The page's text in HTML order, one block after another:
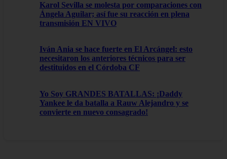
Karol Sevilla se molesta por comparaciones con
Ángela Aguilar; así fue su reacción en plena
transmisión EN VIVO
Iván Ania se hace fuerte en El Arcángel: esto
necesitaron los anteriores técnicos para ser
destituidos en el Córdoba CF
Yo Soy GRANDES BATALLAS: ¡Daddy
Yankee le da batalla a Rauw Alejandro y se
convierte en nuevo consagrado!